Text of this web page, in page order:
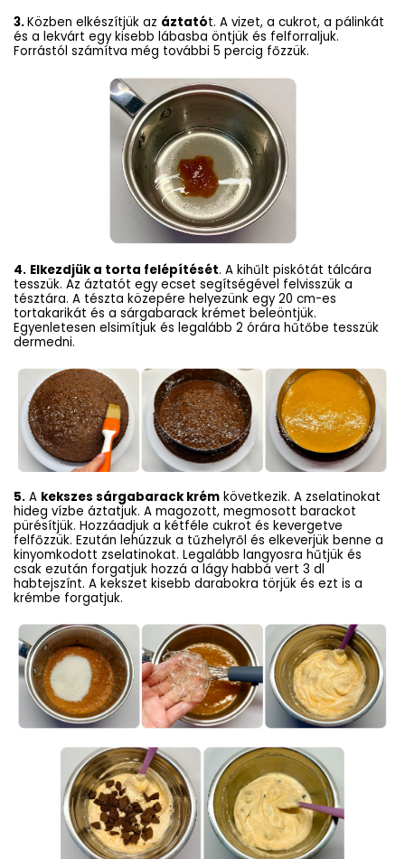
3.Közben elkészítjük az áztatót. A vizet, a cukrot, a pálinkát
és a lekvárt egy kisebb lábasba öntjük és felforraljuk.
Forrástól számítva még további 5 percig főzzük.
4. Elkezdjük a torta felépítését. A kihűlt piskótát tálcára
tesszük. Az áztatót egy ecset segítségével felvisszük a
tésztára. A tészta közepére helyezünk egy 20 cm-es
tortakarikát és a sárgabarack krémet beleöntjük.
Egyenletesen elsimítjuk és legalább 2 órára hűtőbe tesszük
dermedni.
5. A kekszes sárgabarack krém következik. A zselatinokat
hideg vízbe áztatjuk. A magozott, megmosott barackot
pürésítjük. Hozzáadjuk a kétféle cukrot és kevergetve
felfőzzük. Ezután lehúzzuk a tűzhelyről és elkeverjük benne a
kinyomkodott zselatinokat. Legalább langyosra hűtjük és
csak ezután forgatjuk hozzá a lágy habbá vert 3 dl
habtejszínt. A kekszet kisebb darabokra törjük és ezt is a
krémbe forgatjuk.